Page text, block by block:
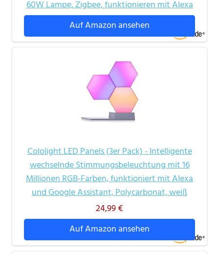
60W Lampe, Zigbee, funktionieren mit Alexa
Auf Amazon ansehen
Cololight LED Panels (3er Pack) - Intelligente
wechselnde Stimmungsbeleuchtung mit 16
Millionen RGB-Farben, funktioniert mit Alexa
und Google Assistant, Polycarbonat, weiß
24,99 €
Auf Amazon ansehen